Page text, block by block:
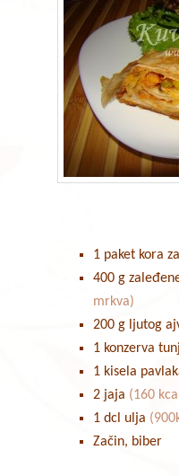
1 paket kora
400 g
mrkva)
200 g ljutog
1 konzerva
1 kisela
2 jaja (160
1 dcl ulja
Začin, biber